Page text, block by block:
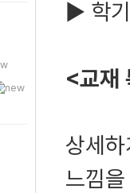
▶ 학
<교재
상세
느낌